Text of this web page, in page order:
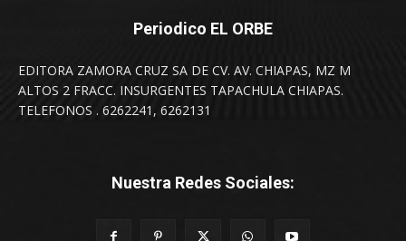
Periodico EL ORBE
EDITORA ZAMORA CRUZ SA DE CV. AV. CHIAPAS, MZ M
ALTOS 2 FRACC. INSURGENTES TAPACHULA CHIAPAS.
TELEFONOS . 6262241, 6262131
Nuestra Redes Sociales: